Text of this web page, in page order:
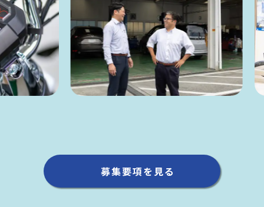
募集要項を見る